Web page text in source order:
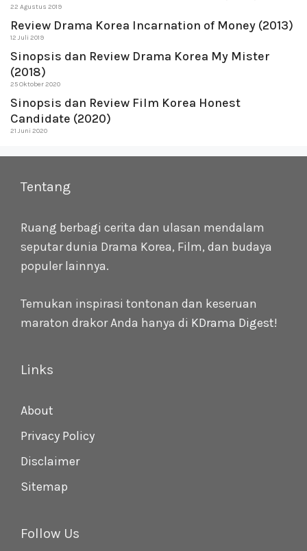
22 Agustus 2019
Review Drama Korea Incarnation of Money (2013)
12 Juli 2019
Sinopsis dan Review Drama Korea My Mister
(2018)
25 Oktober 2020
Sinopsis dan Review Film Korea Honest
Candidate (2020)
21 Juni 2020
Tentang
Ruang berbagi cerita dan ulasan mendalam
seputar dunia Drama Korea, Film, dan budaya
populer lainnya.
Temukan inspirasi tontonan dan keseruan
maraton drakor Anda hanya di KDrama Digest!
Links
About
Privacy Policy
Disclaimer
Sitemap
Follow Us